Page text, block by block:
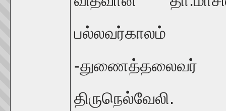
பல்லவர்காலம்
-துணைத்தலைவர்